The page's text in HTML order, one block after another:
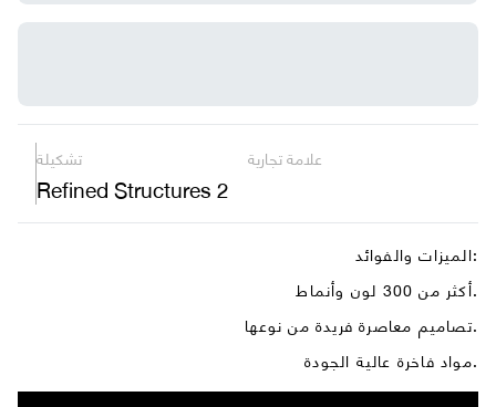
تشكيلة
Refined Structures 2
علامة تجارية
الميزات والفوائد:
أكثر من 300 لون وأنماط.
تصاميم معاصرة فريدة من نوعها.
مواد فاخرة عالية الجودة.